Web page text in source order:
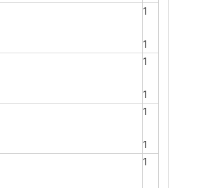
1
1
1
1
1
1
1